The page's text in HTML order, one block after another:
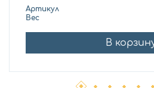
Артикул
Вес
В